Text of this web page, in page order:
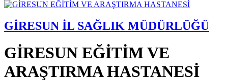
GİRESUN İL SAĞLIK MÜDÜRLÜĞÜ
GİRESUN EĞİTİM VE
ARAŞTIRMA HASTANESİ